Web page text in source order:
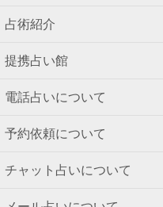
占術紹介
提携占い館
電話占いについて
予約依頼について
チャット占いについて